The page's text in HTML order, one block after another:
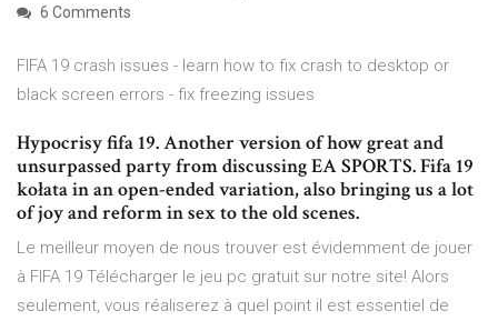
6 Comments
FIFA 19 crash issues - learn how to fix crash to desktop or
black screen errors - fix freezing issues
Hypocrisy fifa 19. Another version of how great and
unsurpassed party from discussing EA SPORTS. Fifa 19
kołata in an open-ended variation, also bringing us a lot
of joy and reform in sex to the old scenes.
Le meilleur moyen de nous trouver est évidemment de jouer
à FIFA 19 Télécharger le jeu pc gratuit sur notre site! Alors
seulement, vous réaliserez à quel point il est essentiel de